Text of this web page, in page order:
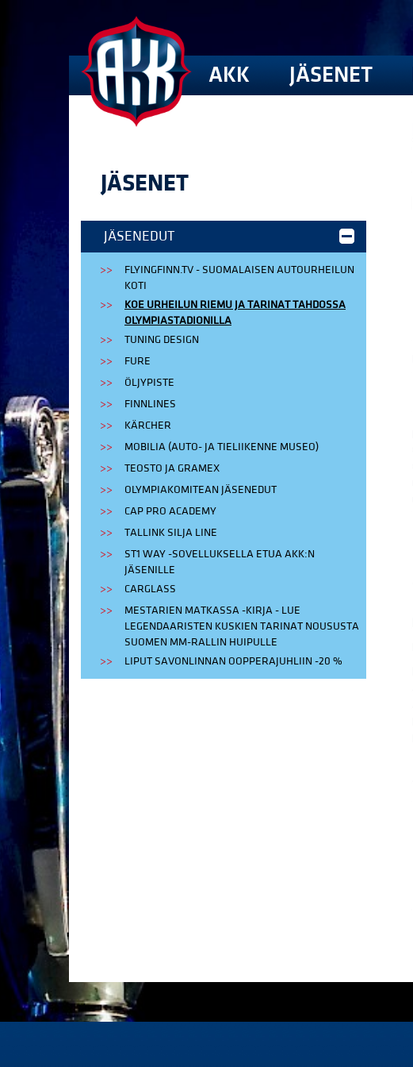
AKK JÄSENET
JÄSENET
JÄSENEDUT
FLYINGFINN.TV - SUOMALAISEN AUTOURHEILUN
KOTI
KOE URHEILUN RIEMU JA TARINAT TAHDOSSA
OLYMPIASTADIONILLA
TUNING DESIGN
FURE
ÖLJYPISTE
FINNLINES
KÄRCHER
MOBILIA (AUTO- JA TIELIIKENNE MUSEO)
TEOSTO JA GRAMEX
OLYMPIAKOMITEAN JÄSENEDUT
CAP PRO ACADEMY
TALLINK SILJA LINE
ST1 WAY -SOVELLUKSELLA ETUA AKK:N
JÄSENILLE
CARGLASS
MESTARIEN MATKASSA -KIRJA - LUE
LEGENDAARISTEN KUSKIEN TARINAT NOUSUSTA
SUOMEN MM-RALLIN HUIPULLE
LIPUT SAVONLINNAN OOPPERAJUHLIIN -20 %